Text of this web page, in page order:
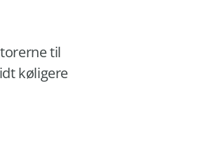
til
køligere